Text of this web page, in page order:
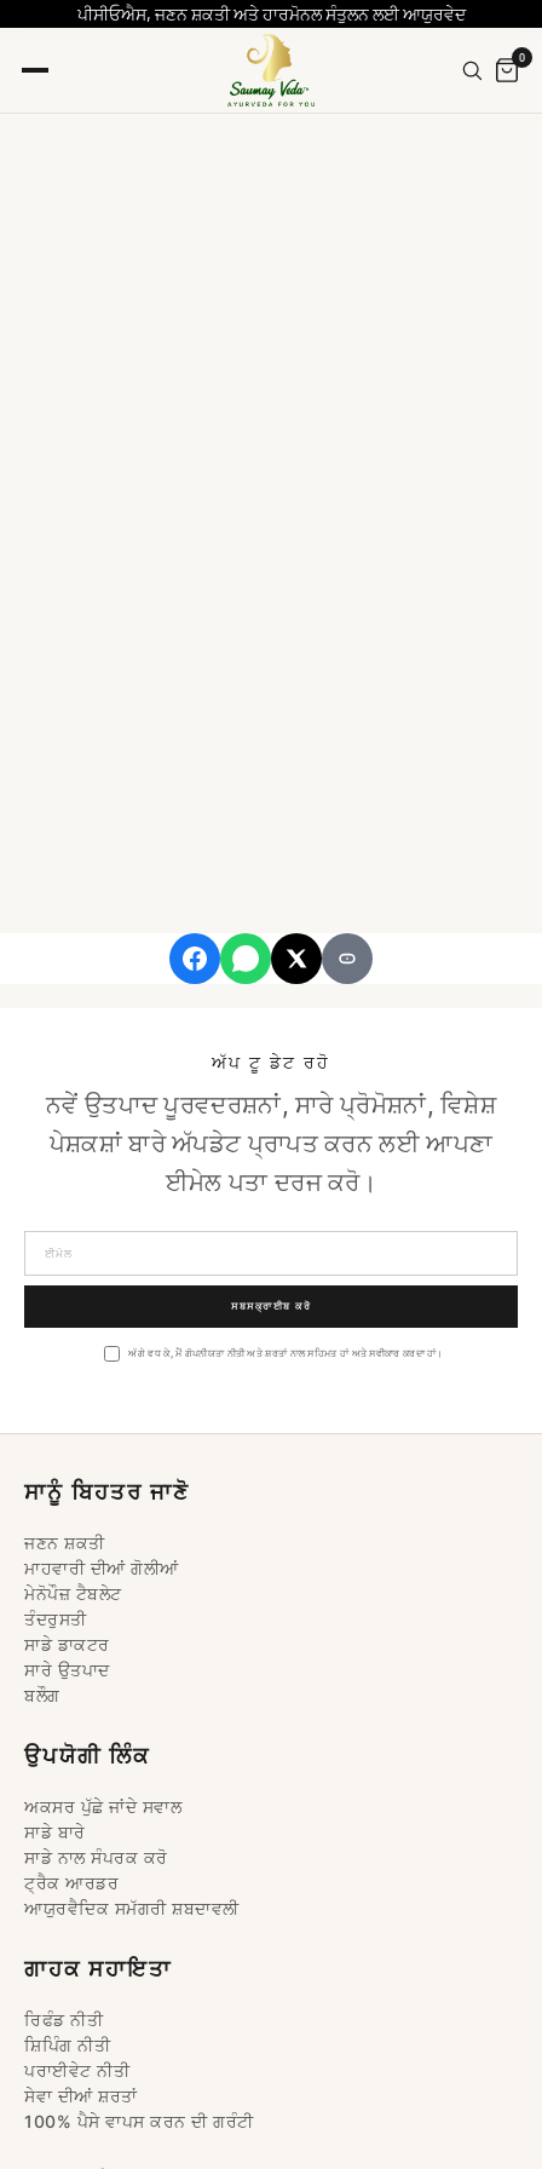
ਸਮੱਗਰੀ
'ਤੇ ਜਾਓ
ਪੀਸੀਓਐਸ, ਜਣਨ ਸ਼ਕਤੀ ਅਤੇ ਹਾਰਮੋਨਲ ਸੰਤੁਲਨ ਲਈ ਆਯੁਰਵੇਦ
0
ਅੱਪ ਟੂ ਡੇਟ ਰਹੋ
ਨਵੇਂ ਉਤਪਾਦ ਪੂਰਵਦਰਸ਼ਨਾਂ, ਸਾਰੇ ਪ੍ਰੋਮੋਸ਼ਨਾਂ, ਵਿਸ਼ੇਸ਼
ਪੇਸ਼ਕਸ਼ਾਂ ਬਾਰੇ ਅੱਪਡੇਟ ਪ੍ਰਾਪਤ ਕਰਨ ਲਈ ਆਪਣਾ
ਈਮੇਲ ਪਤਾ ਦਰਜ ਕਰੋ।
ਸਬਸਕ੍ਰਾਈਬ ਕਰੋ
ਅੱਗੇ ਵਧ ਕੇ, ਮੈਂ ਗੋਪਨੀਯਤਾ ਨੀਤੀ ਅਤੇ ਸ਼ਰਤਾਂ ਨਾਲ ਸਹਿਮਤ ਹਾਂ ਅਤੇ ਸਵੀਕਾਰ ਕਰਦਾ ਹਾਂ।
ਸਾਨੂੰ ਬਿਹਤਰ ਜਾਣੋ
ਜਣਨ ਸ਼ਕਤੀ
ਮਾਹਵਾਰੀ ਦੀਆਂ ਗੋਲੀਆਂ
ਮੇਨੋਪੌਜ਼ ਟੈਬਲੇਟ
ਤੰਦਰੁਸਤੀ
ਸਾਡੇ ਡਾਕਟਰ
ਸਾਰੇ ਉਤਪਾਦ
ਬਲੌਗ
ਉਪਯੋਗੀ ਲਿੰਕ
ਅਕਸਰ ਪੁੱਛੇ ਜਾਂਦੇ ਸਵਾਲ
ਸਾਡੇ ਬਾਰੇ
ਸਾਡੇ ਨਾਲ ਸੰਪਰਕ ਕਰੋ
ਟ੍ਰੈਕ ਆਰਡਰ
ਆਯੁਰਵੈਦਿਕ ਸਮੱਗਰੀ ਸ਼ਬਦਾਵਲੀ
ਗਾਹਕ ਸਹਾਇਤਾ
ਰਿਫੰਡ ਨੀਤੀ
ਸ਼ਿਪਿੰਗ ਨੀਤੀ
ਪਰਾਈਵੇਟ ਨੀਤੀ
ਸੇਵਾ ਦੀਆਂ ਸ਼ਰਤਾਂ
100% ਪੈਸੇ ਵਾਪਸ ਕਰਨ ਦੀ ਗਰੰਟੀ